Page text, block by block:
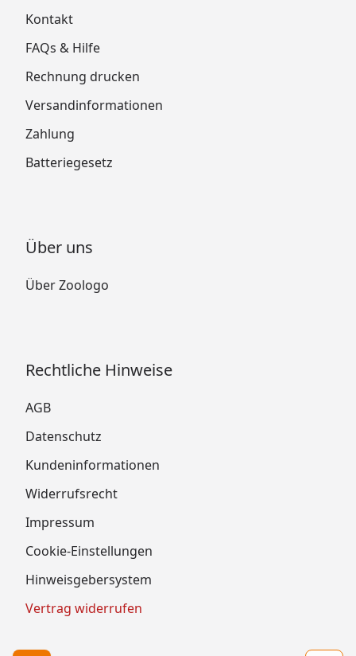
Kontakt
FAQs & Hilfe
Rechnung drucken
Versandinformationen
Zahlung
Batteriegesetz
Über uns
Über Zoologo
Rechtliche Hinweise
AGB
Datenschutz
Kundeninformationen
Widerrufsrecht
Impressum
Cookie-Einstellungen
Hinweisgebersystem
Vertrag widerrufen